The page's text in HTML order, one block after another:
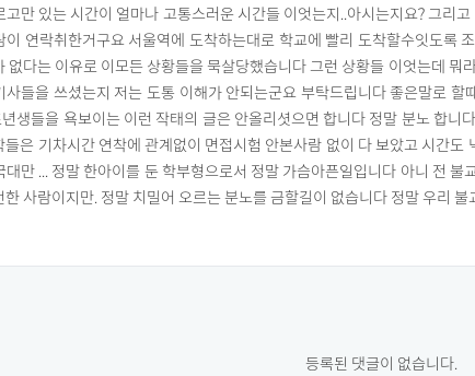
만 있는 시간이 얼마나 고통스러운 시간들 이엇는지..아시는지요? 그리
이 연락취한거구요 서울역에 도착하는대로 학교에 빨리 도착할수잇도록
없다는 이유로 이모든 상황들을 묵살당했습니다 그런 상황들 이엇는데
사들을 쓰셨는지 저는 도통 이해가 안되는군요 부탁드립니다 좋은말로
생들을 욕보이는 이런 작태의 글은 안올리셧으면 합니다 정말 분노 합니
들은 기차시간 연착에 관계없이 면접시험 안본사람 없이 다 보았고 시간
대만 ... 정말 한아이를 둔 학부형으로서 정말 가슴아픈일입니다 아니 전
사람이지만. 정말 치밀어 오르는 분노를 금할길이 없습니다 정말 우리
등록된 댓글이 없습니다.